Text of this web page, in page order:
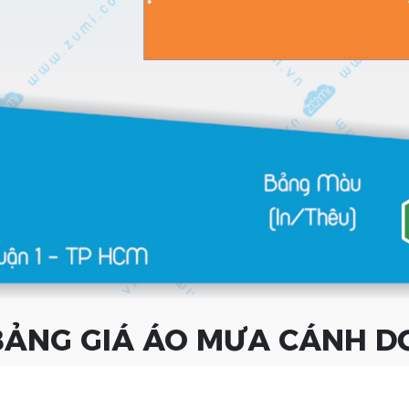
GIÁ ÁO MƯA CÁNH